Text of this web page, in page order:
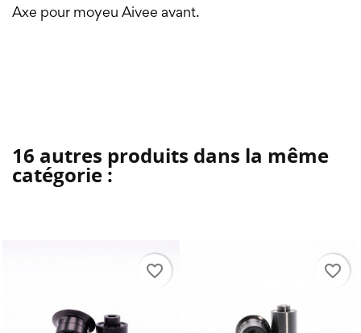
Axe pour moyeu Aivee avant.
16 autres produits dans la même
catégorie :
favorite_border favorite_border